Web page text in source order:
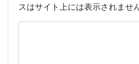
スはサイト上には表示されません